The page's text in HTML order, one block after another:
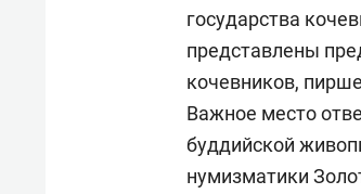
государства
представлены
кочевников,
Важное место
буддийской
нумизматики